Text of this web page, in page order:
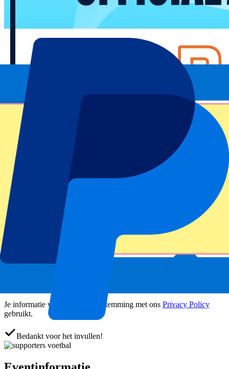
Officiële tickets
100% Gegarandeerde toegang – tickets direct van de organisator.
Dit evenement heeft al plaatsgevonden
Houd mij op de hoogte van alle updates, deals en meer!
Je informatie wordt in overeenstemming met ons Privacy Policy
gebruikt.
Bedankt voor het invullen!